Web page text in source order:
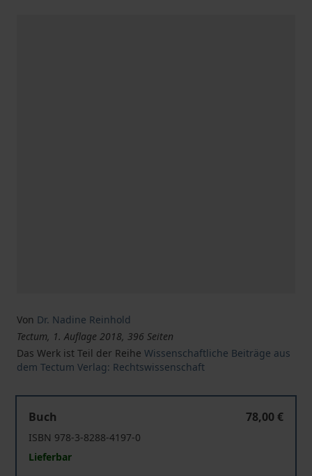
Von Dr. Nadine Reinhold
Tectum, 1. Auflage 2018, 396 Seiten
Das Werk ist Teil der Reihe Wissenschaftliche Beiträge aus
dem Tectum Verlag: Rechtswissenschaft
Buch
78,00 €
ISBN 978-3-8288-4197-0
Lieferbar